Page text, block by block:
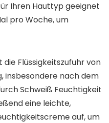
Ihren Hauttyp geeignet
pro Woche, um
Flüssigkeitszufuhr von
insbesondere nach dem
Schweiß Feuchtigkeit
eine leichte,
auf, um